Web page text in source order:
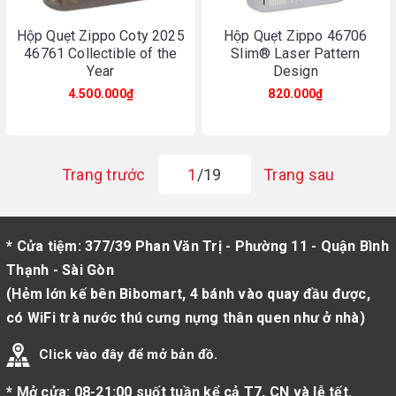
Hộp Quẹt Zippo Coty 2025
46761 Collectible of the
Year
4.500.000₫
Hộp Quẹt Zippo 46706
Slim® Laser Pattern
Design
820.000₫
Trang trước 1 /19 Trang sau
* Cửa tiệm: 377/39 Phan Văn Trị - Phường 11 - Quận Bình
Thạnh - Sài Gòn
(Hẻm lớn kế bên Bibomart, 4 bánh vào quay đầu được,
có WiFi trà nước thú cưng nựng thân quen như ở nhà)
Click vào đây để mở bản đồ.
* Mở cửa: 08-21:00 suốt tuần kể cả T7, CN và lễ tết.